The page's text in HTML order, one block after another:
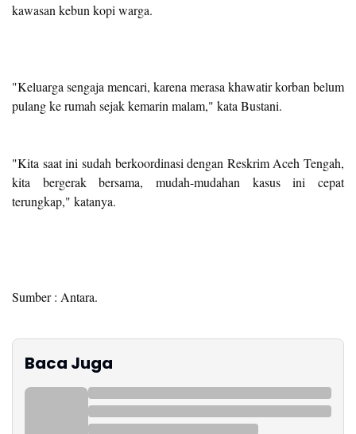
kawasan kebun kopi warga.
"Keluarga sengaja mencari, karena merasa khawatir korban belum
pulang ke rumah sejak kemarin malam," kata Bustani.
"Kita saat ini sudah berkoordinasi dengan Reskrim Aceh Tengah,
kita bergerak bersama, mudah-mudahan kasus ini cepat
terungkap," katanya.
Sumber : Antara.
Baca Juga